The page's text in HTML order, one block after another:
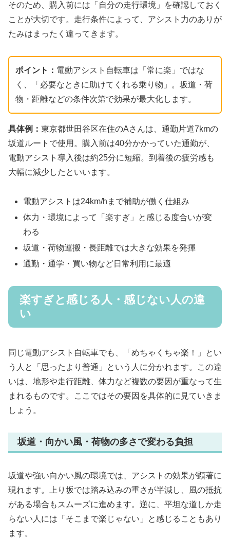
そのため、購入前には「自分の走行環境」を確認しておく
ことが大切です。走行条件によって、アシスト力のありが
たみはまったく違ってきます。
ポイント： 電動アシスト自転車は「常に楽」ではな
く、「必要なときに助けてくれる乗り物」。坂道・荷
物・距離などの条件次第で効果が最大化します。
具体例： 東京都世田谷区在住のAさんは、通勤片道7kmの
坂道ルートで使用。購入前は40分かかっていた通勤が、
電動アシスト導入後は約25分に短縮。到着後の疲労感も
大幅に減少したといいます。
電動アシストは24km/hまで補助が働く仕組み
体力・環境によって「楽すぎ」と感じる度合いが変
わる
坂道・荷物運搬・長距離では大きな効果を発揮
通勤・通学・買い物など日常利用に最適
楽すぎと感じる人・感じない人の違
い
同じ電動アシスト自転車でも、「めちゃくちゃ楽！」とい
う人と「思ったより普通」という人に分かれます。この違
いは、地形や走行距離、体力など複数の要因が重なって生
まれるものです。ここではその要因を具体的に見ていきま
しょう。
坂道・向かい風・荷物の多さで変わる負担
坂道や強い向かい風の環境では、アシストの効果が顕著に
現れます。上り坂では踏み込みの重さが半減し、風の抵抗
がある場合もスムーズに進めます。逆に、平坦な道しか走
らない人には「そこまで楽じゃない」と感じることもあり
ます。